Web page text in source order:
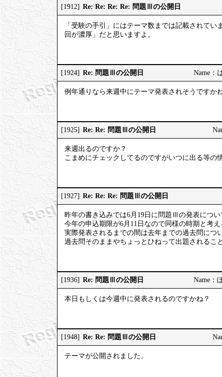
[1912] Re: Re: Re: Re: 問題Ⅲの公開日
「受験の手引」にはテーマ数までは記載されて
回が濃厚」だと思いますよ。
[1924] Re: 問題Ⅲの公開日 Name：
例年通りなら来週中にテーマ発表されそうですか
[1925] Re: Re: 問題Ⅲの公開日
来週出るのですか？
こまめにチェックしてるのですがいつに出る等の
[1927] Re: Re: Re: 問題Ⅲの公開日
昨年の書き込みでは6月19日に問題Ⅲの発表につ
今年の申込期限が6月11日なので同様の時期と考
実際発表されるまでの間は去年までの過去問につ
過去問そのままやちょっとひねって出題されるこ
[1936] Re: 問題Ⅲの公開日 Name：
本日もしくは今週中に発表されるのですかね？
[1948] Re: Re: 問題Ⅲの公開日
テーマが公開されました。